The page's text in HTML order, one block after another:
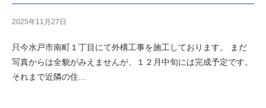
2025年11月27日
只今水戸市南町１丁目にて外構工事を施工しております。 まだ
写真からは全貌がみえませんが、１２月中旬には完成予定です。
それまで近隣の住…